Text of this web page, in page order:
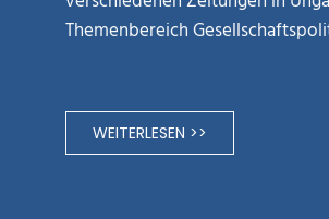
Themenbereich
WEITERLESEN >>